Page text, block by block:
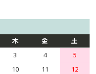
木 金
土
3 4
5
10 11
12